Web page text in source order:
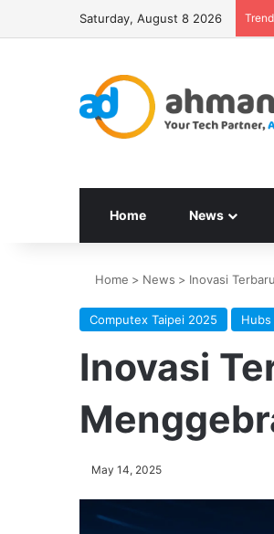
Saturday, August 8 2026
Home News
Home > News > Inovasi
Computex Taipei 2025 Hubs
Inovasi
May 14, 2025